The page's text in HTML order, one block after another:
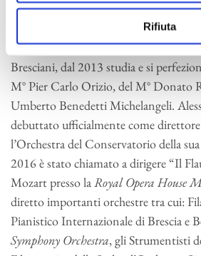
Rifiuta
emergenti dell’attuale panorama
iniziato lo studio del violino all’età di
precocissimo alla direzione
Bresciani, dal 2013 studia e si
M° Pier Carlo Orizio, del M° Donato
Umberto Benedetti Michelangeli.
debuttato ufficialmente come
l’Orchestra del Conservatorio della
2016 è stato chiamato a dirigere “Il
Mozart presso laRoyal Opera House
diretto importanti orchestre tra cui:
Pianistico Internazionale di Brescia e
Symphony Orchestra, gli Strumentisti